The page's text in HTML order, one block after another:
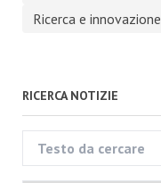
Ricerca e innovazione
RICERCA NOTIZIE